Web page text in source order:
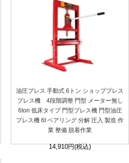
油圧プレス 手動式 6トン ショッププレス
プレス機 4段階調整 門型 メーター無し
6ton 低床タイプ 門型プレス機 門型油圧
プレス機 6t ベアリング 分解 圧入 製造 作
業 整備 脱着作業
14,910円(税込)